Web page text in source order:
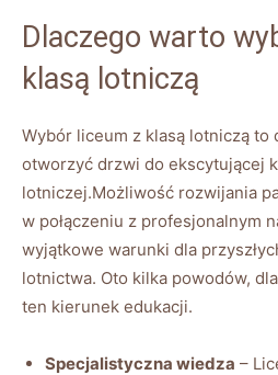
Dlaczego warto
klasą lotniczą
Wybór liceum z klasą lotniczą to
otworzyć drzwi do ekscytującej
lotniczej.Możliwość rozwijania
w połączeniu z profesjonalnym
wyjątkowe warunki dla
lotnictwa. Oto kilka powodów,
ten kierunek edukacji.
Specjalistyczna wiedza –